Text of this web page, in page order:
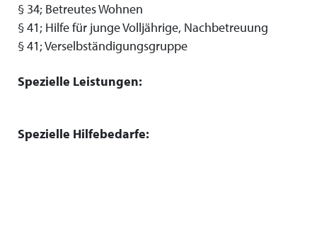
§ 34; Betreutes Wohnen
§ 41; Hilfe für junge Volljährige, Nachbetreuung
§ 41; Verselbständigungsgruppe
Spezielle Leistungen:
Spezielle Hilfebedarfe: